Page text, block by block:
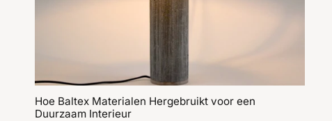
Hoe Baltex Materialen Hergebruikt voor een
Duurzaam Interieur